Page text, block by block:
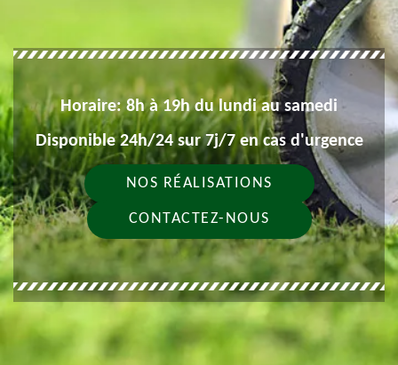
Horaire: 8h à 19h du lundi au samedi
Disponible 24h/24 sur 7j/7 en cas d'urgence
NOS RÉALISATIONS
CONTACTEZ-NOUS